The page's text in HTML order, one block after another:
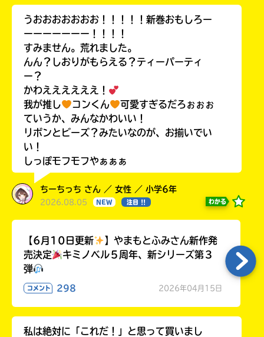
うおおおおおおお！！！！！新巻おもしろー
ーーーーーーー！！！！
すみません。荒れました。
んん？しおりがもらえる？ティーパーティ
ー？
かわええええええ！
我が推し
コンくん
可愛すぎるだろぉぉぉ
ていうか、みんなかわいい！
リボンとビーズ？みたいなのが、お揃いでい
い！
しっぽモフモフやぁぁぁ
ちーちっち さん ／ 女性 ／ 小学6年
2026.08.05 NEW 注目 !! わかる
【6月10日更新
】やまもとふみさん新作発
売決定
キミノベル５周年、新シリーズ第３
弾
コメント 298 2026年04月15日
私は絶対に「これだ！」と思って買いまし